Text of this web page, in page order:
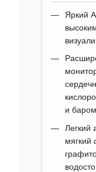
Яркий
и
Легкий
мягкий